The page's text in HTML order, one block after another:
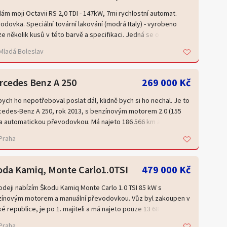
moji Octavii RS 2,0 TDI - 147kW, 7mi rychlostní automat.
Speciální tovární lakování (modrá Italy) - vyrobeno
několik kusů v této barvě a specifikaci. Jedná se o nejsilnější
do roku 2028! Jeden řidič - znám veškerou historii vozu. Při
jízdě spotřeba pod 4,5l/100km, dojezd přes 1 100km/ nádrž.
do provozu: leden 2023
km
digitální klimatizace, El. ovládaná a sklopná vnější
18“ Al kola, Adaptabilní tempomat, Tříramenný multifunkční
volant, Satelitní Navigace, Palubní počítač, Parkovací
Vyhřívané čelní sklo, Vyhřívaná sedadla, El. ovládáná okna,
světlometů, Zadní stěrač, Sportovní sedadla, Tažné
Boleslav
Benz A 250 269 000 Kč
ho nepotřeboval poslat dál, klidně bych si ho nechal. Je to
Benz A 250, rok 2013, s benzínovým motorem 2.0 (155
automatickou převodovkou. Má najeto 186 566 km a za tu
bodu B. Díky výkonu 155 kW umí být opravdu svižné, a přitom
jezdí pohodlně každý den. Sportovní sedačky krásně drží
zatáčkách a šedá metalíza mu sluší i po letech.
je to ročník 2013, takže nejde o nové auto. Ale pokud
Kamiq, Monte Carlo1.0TSI 479 000 Kč
nabízím Škodu Kamiq Monte Carlo 1.0 TSI 85 kW s
motorem a manuální převodovkou. Vůz byl zakoupen v
republice, je po 1. majiteli a má najeto pouze 13 680 km.